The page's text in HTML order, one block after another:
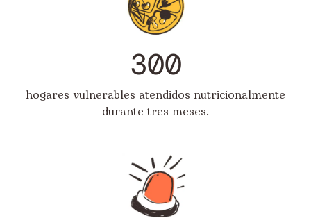
300
hogares vulnerables atendidos nutricionalmente
durante tres meses.